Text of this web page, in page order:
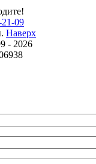
09
. Наверх
- 2026